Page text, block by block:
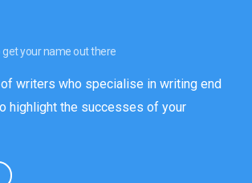
your name out there
of writers who specialise in writing end
highlight the successes of your